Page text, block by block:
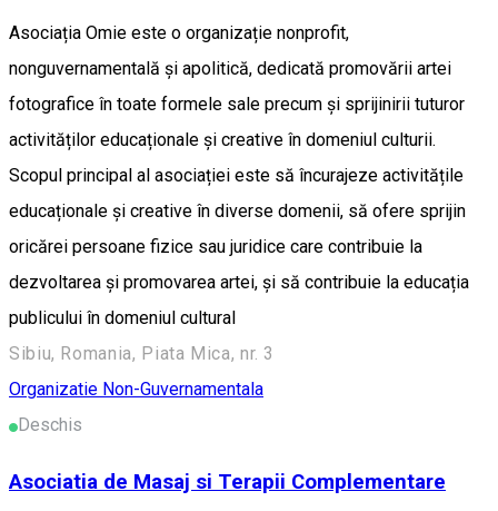
Asociația Omie este o organizație nonprofit,
nonguvernamentală și apolitică, dedicată promovării artei
fotografice în toate formele sale precum și sprijinirii tuturor
activităților educaționale și creative în domeniul culturii.
Scopul principal al asociației este să încurajeze activitățile
educaționale și creative în diverse domenii, să ofere sprijin
oricărei persoane fizice sau juridice care contribuie la
dezvoltarea și promovarea artei, și să contribuie la educația
publicului în domeniul cultural
Sibiu, Romania, Piata Mica, nr. 3
Organizatie Non-Guvernamentala
Deschis
Asociatia de Masaj si Terapii Complementare